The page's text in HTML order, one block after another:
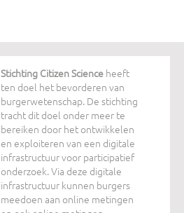
Stichting Citizen Scienceheeft
ten doel het bevorderen van
burgerwetenschap. De stichting
tracht dit doel onder meer te
bereiken door het ontwikkelen
en exploiteren van een digitale
infrastructuur voor participatief
onderzoek. Via deze digitale
infrastructuur kunnen burgers
meedoen aan online metingen